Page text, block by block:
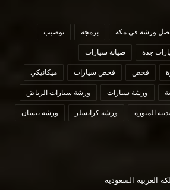
ورشة في مكة برمجة توضيب
جدة صيانة سيارات
فحص فحص سيارات ميكانيكي
ورشة سيارات ورشة سيارات الرياض
المنورة ورشة كرايسلر ورشة نيسان
العربية السعودية